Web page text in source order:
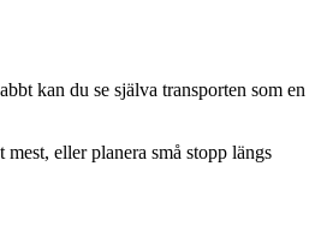
kan du se själva transporten som en
eller planera små stopp längs